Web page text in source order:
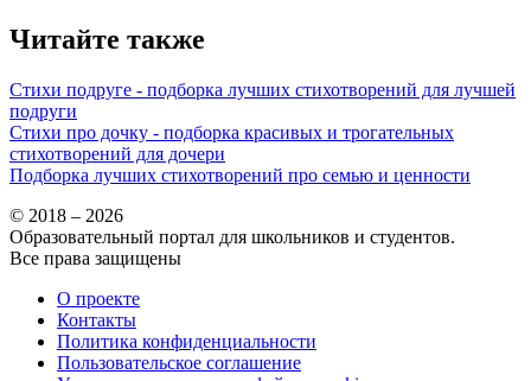
Читайте также
Стихи подруге - подборка лучших стихотворений для лучшей
подруги
Стихи про дочку - подборка красивых и трогательных
стихотворений для дочери
Подборка лучших стихотворений про семью и ценности
© 2018 – 2026
Образовательный портал для школьников и студентов.
Все права защищены
О проекте
Контакты
Политика конфиденциальности
Пользовательское соглашение